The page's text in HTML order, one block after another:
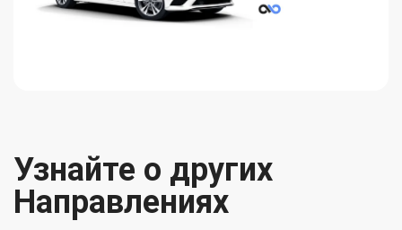
Узнайте о других
Направлениях